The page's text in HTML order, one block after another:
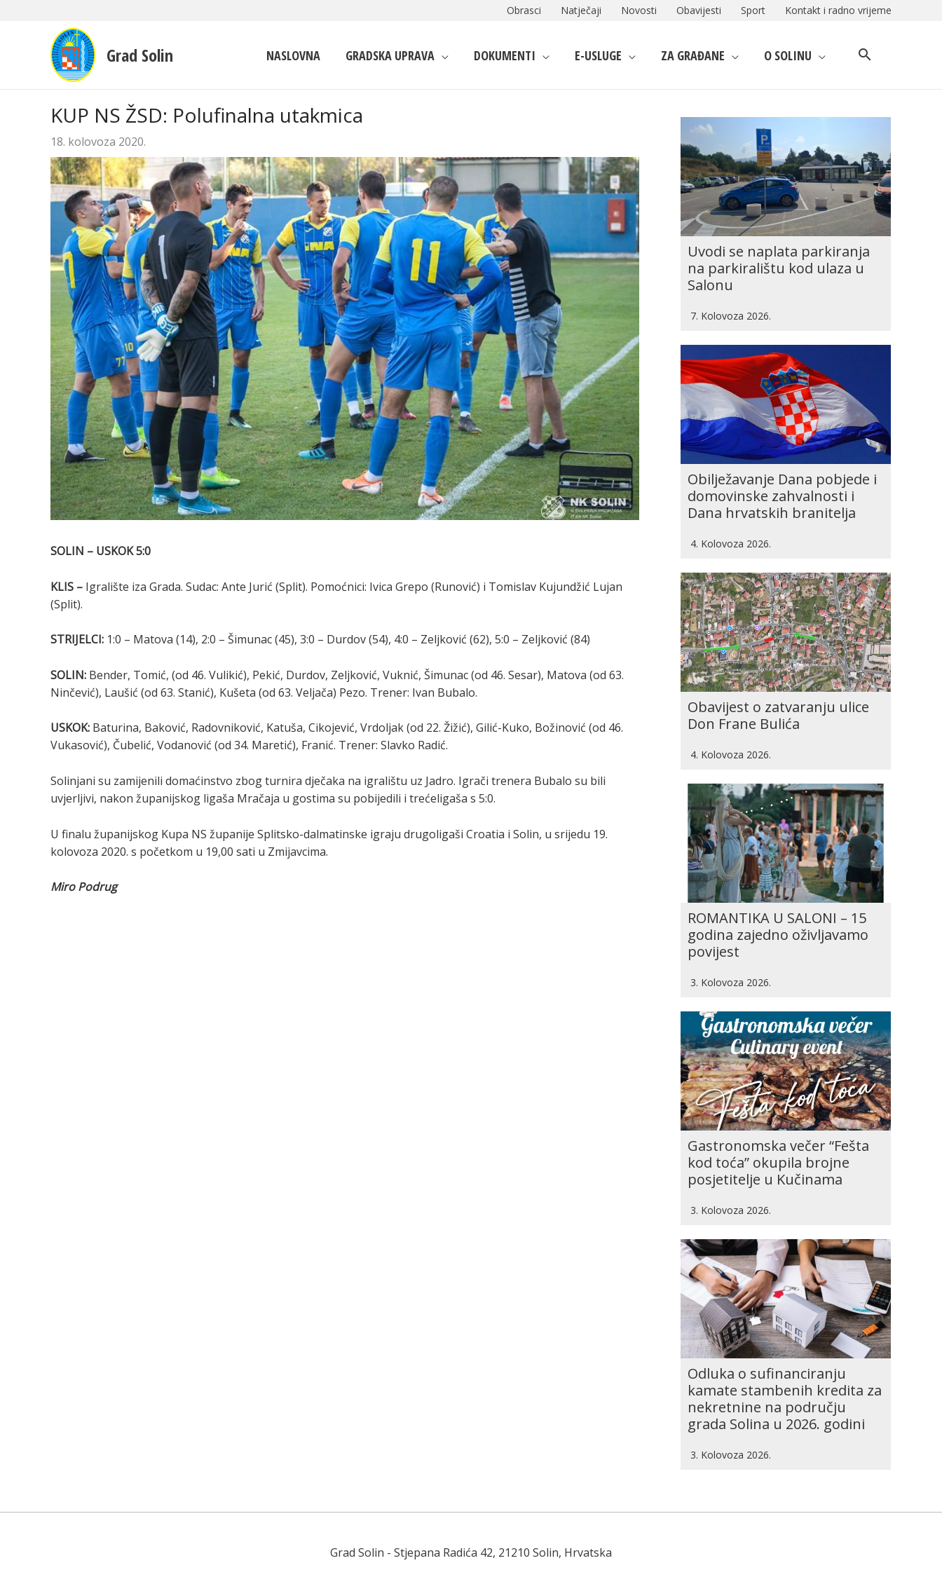
Obrasci Natječaji Novosti Obavijesti Sport Kontakt i radno vrijeme
Grad Solin NASLOVNA GRADSKA UPRAVA DOKUMENTI E-USLUGE ZA GRAĐANE O SOLINU
KUP NS ŽSD: Polufinalna utakmica
18. kolovoza 2020.
SOLIN – USKOK 5:0
KLIS – Igralište iza Grada. Sudac: Ante Jurić (Split). Pomoćnici: Ivica Grepo (Runović) i Tomislav Kujundžić Lujan
(Split).
STRIJELCI: 1:0 – Matova (14), 2:0 – Šimunac (45), 3:0 – Durdov (54), 4:0 – Zeljković (62), 5:0 – Zeljković (84)
SOLIN: Bender, Tomić, (od 46. Vulikić), Pekić, Durdov, Zeljković, Vuknić, Šimunac (od 46. Sesar), Matova (od 63.
Ninčević), Laušić (od 63. Stanić), Kušeta (od 63. Veljača) Pezo. Trener: Ivan Bubalo.
USKOK: Baturina, Baković, Radovniković, Katuša, Cikojević, Vrdoljak (od 22. Žižić), Gilić-Kuko, Božinović (od 46.
Vukasović), Čubelić, Vodanović (od 34. Maretić), Franić. Trener: Slavko Radić.
Solinjani su zamijenili domaćinstvo zbog turnira dječaka na igralištu uz Jadro. Igrači trenera Bubalo su bili
uvjerljivi, nakon županijskog ligaša Mračaja u gostima su pobijedili i trećeligaša s 5:0.
U finalu županijskog Kupa NS županije Splitsko-dalmatinske igraju drugoligaši Croatia i Solin, u srijedu 19.
kolovoza 2020. s početkom u 19,00 sati u Zmijavcima.
Miro Podrug
Uvodi se naplata parkiranja
na parkiralištu kod ulaza u
Salonu
7. Kolovoza 2026.
Obilježavanje Dana pobjede i
domovinske zahvalnosti i
Dana hrvatskih branitelja
4. Kolovoza 2026.
Obavijest o zatvaranju ulice
Don Frane Bulića
4. Kolovoza 2026.
ROMANTIKA U SALONI – 15
godina zajedno oživljavamo
povijest
3. Kolovoza 2026.
Gastronomska večer “Fešta
kod toća” okupila brojne
posjetitelje u Kučinama
3. Kolovoza 2026.
Odluka o sufinanciranju
kamate stambenih kredita za
nekretnine na području
grada Solina u 2026. godini
3. Kolovoza 2026.
Grad Solin - Stjepana Radića 42, 21210 Solin, Hrvatska